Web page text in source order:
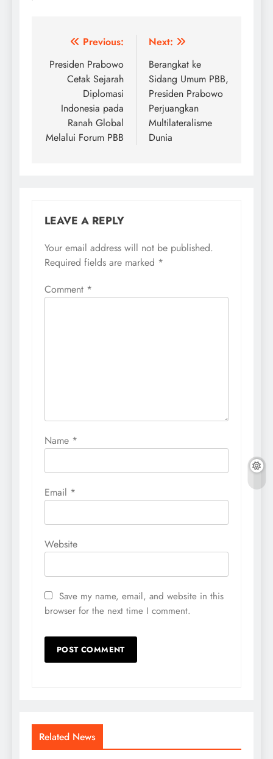
Post
navigation
Previous:
Presiden Prabowo
Cetak Sejarah
Diplomasi
Indonesia pada
Ranah Global
Melalui Forum PBB
Next:
Berangkat ke
Sidang Umum PBB,
Presiden Prabowo
Perjuangkan
Multilateralisme
Dunia
LEAVE A REPLY
Your email address will not be published.
Required fields are marked *
Comment *
Name *
Email *
Website
Save my name, email, and website in this
browser for the next time I comment.
Related News